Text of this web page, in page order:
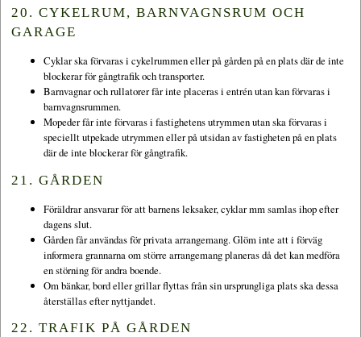
20. CYKELRUM, BARNVAGNSRUM OCH
GARAGE
Cyklar ska förvaras i cykelrummen eller på gården på en plats där de inte
blockerar för gångtrafik och transporter.
Barnvagnar och rullatorer får inte placeras i entrén utan kan förvaras i
barnvagnsrummen.
Mopeder får inte förvaras i fastighetens utrymmen utan ska förvaras i
speciellt utpekade utrymmen eller på utsidan av fastigheten på en plats
där de inte blockerar för gångtrafik.
21. GÅRDEN
Föräldrar ansvarar för att barnens leksaker, cyklar mm samlas ihop efter
dagens slut.
Gården får användas för privata arrangemang. Glöm inte att i förväg
informera grannarna om större arrangemang planeras då det kan medföra
en störning för andra boende.
Om bänkar, bord eller grillar flyttas från sin ursprungliga plats ska dessa
återställas efter nyttjandet.
22. TRAFIK PÅ GÅRDEN